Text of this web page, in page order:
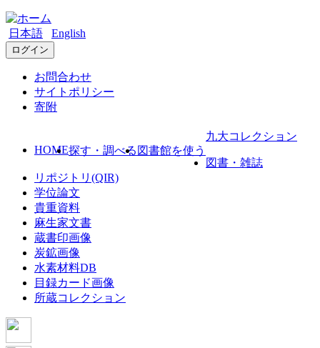
日本語 English
ログイン
お問合わせ
サイトポリシー
寄附
HOME探す・調べる 図書館を使う
九大コレクション
図書・雑誌
リポジトリ(QIR)
学位論文
貴重資料
麻生家文書
蔵書印画像
炭鉱画像
水素材料DB
目録カード画像
所蔵コレクション